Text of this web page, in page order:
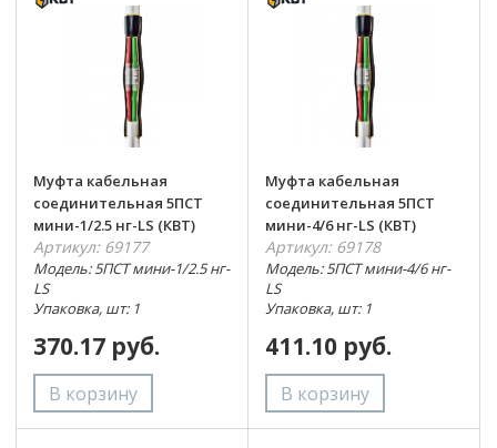
Муфта кабельная
соединительная 5ПСТ
мини-1/2.5 нг-LS (КВТ)
Артикул: 69177
Модель: 5ПСТ мини-1/2.5 нг-
LS
Упаковка, шт: 1
370.17 руб.
Муфта кабельная
соединительная 5ПСТ
мини-4/6 нг-LS (КВТ)
Артикул: 69178
Модель: 5ПСТ мини-4/6 нг-
LS
Упаковка, шт: 1
411.10 руб.